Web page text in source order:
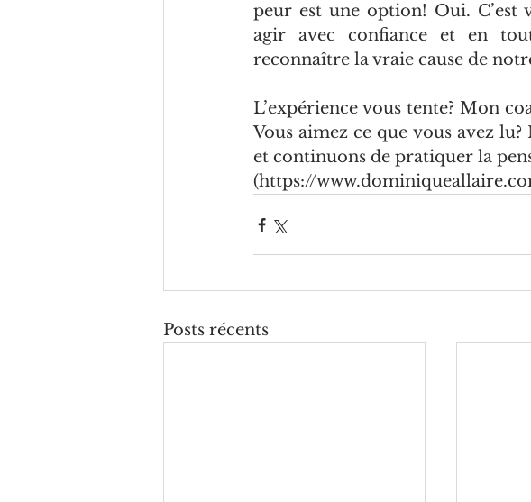
peur est une option! Oui. C’est
agir avec confiance et en
reconnaître la vraie cause de
L’expérience vous tente? Mon
Vous aimez ce que vous avez
et continuons de pratiquer la
(https://
Posts récents